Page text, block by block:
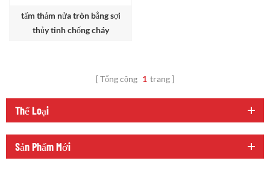
tấm thảm nửa tròn bằng sợi
thủy tinh chống cháy
Tổng cộng 1 trang
Thể Loại
Sản Phẩm Mới